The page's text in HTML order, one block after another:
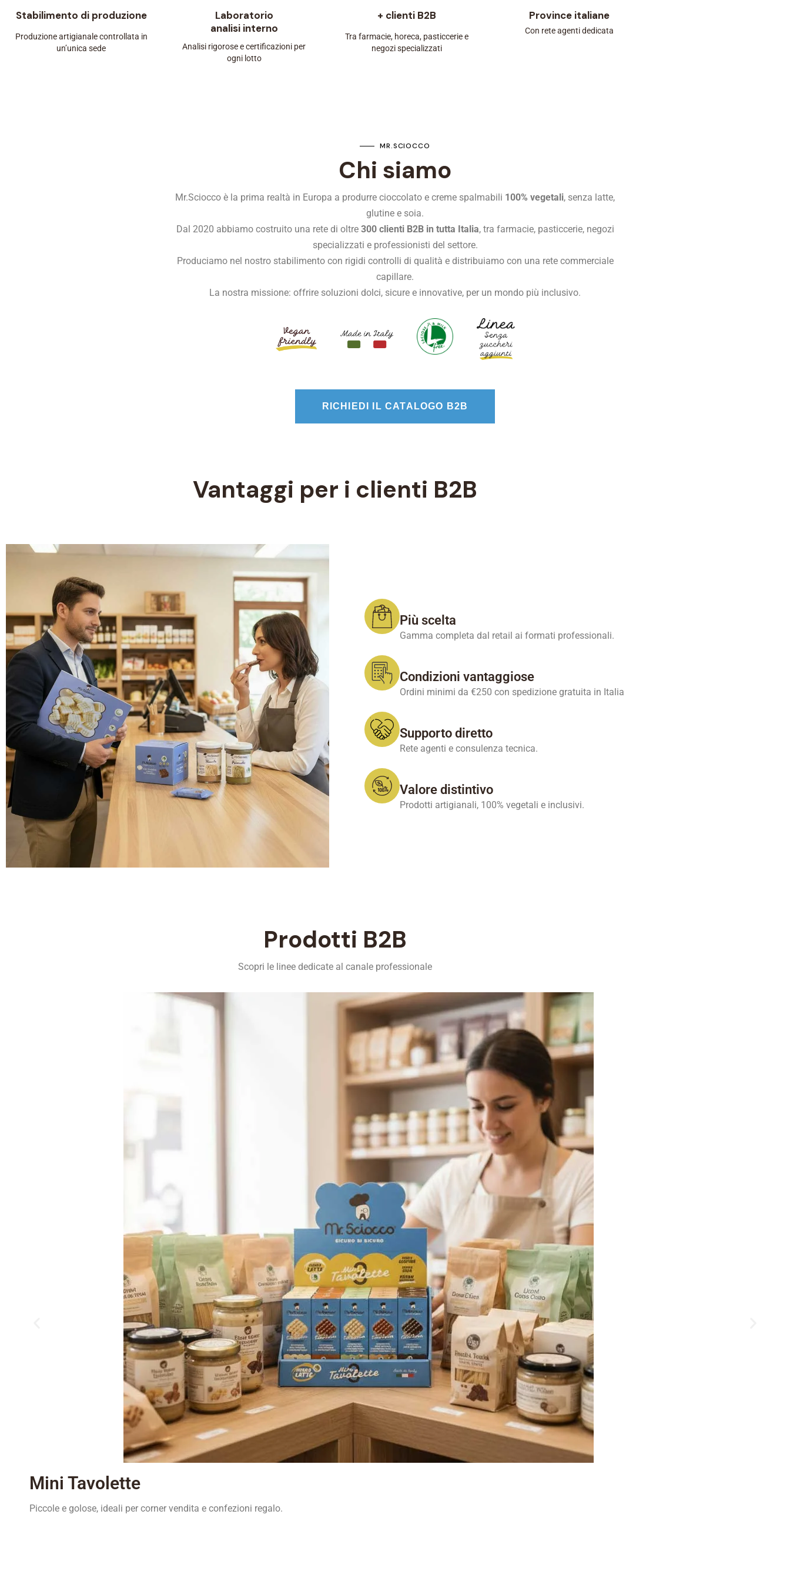
Stabilimento di produzione
Produzione artigianale controllata in
un’unica sede
Laboratorio
analisi interno
Analisi rigorose e certificazioni per
ogni lotto
+ clienti B2B
Tra farmacie, horeca, pasticcerie e
negozi specializzati
Province italiane
Con rete agenti dedicata
MR.SCIOCCO
Chi siamo
Mr.Sciocco è la prima realtà in Europa a produrre cioccolato e creme spalmabili 100% vegetali, senza latte,
glutine e soia.
Dal 2020 abbiamo costruito una rete di oltre 300 clienti B2B in tutta Italia, tra farmacie, pasticcerie, negozi
specializzati e professionisti del settore.
Produciamo nel nostro stabilimento con rigidi controlli di qualità e distribuiamo con una rete commerciale
capillare.
La nostra missione: offrire soluzioni dolci, sicure e innovative, per un mondo più inclusivo.
RICHIEDI IL CATALOGO B2B
Vantaggi per i clienti B2B
Più scelta
Gamma completa dal retail ai formati professionali.
Condizioni vantaggiose
Ordini minimi da €250 con spedizione gratuita in Italia
Supporto diretto
Rete agenti e consulenza tecnica.
Valore distintivo
Prodotti artigianali, 100% vegetali e inclusivi.
Prodotti B2B
Scopri le linee dedicate al canale professionale
Mini Tavolette
Piccole e golose, ideali per corner vendita e confezioni regalo.